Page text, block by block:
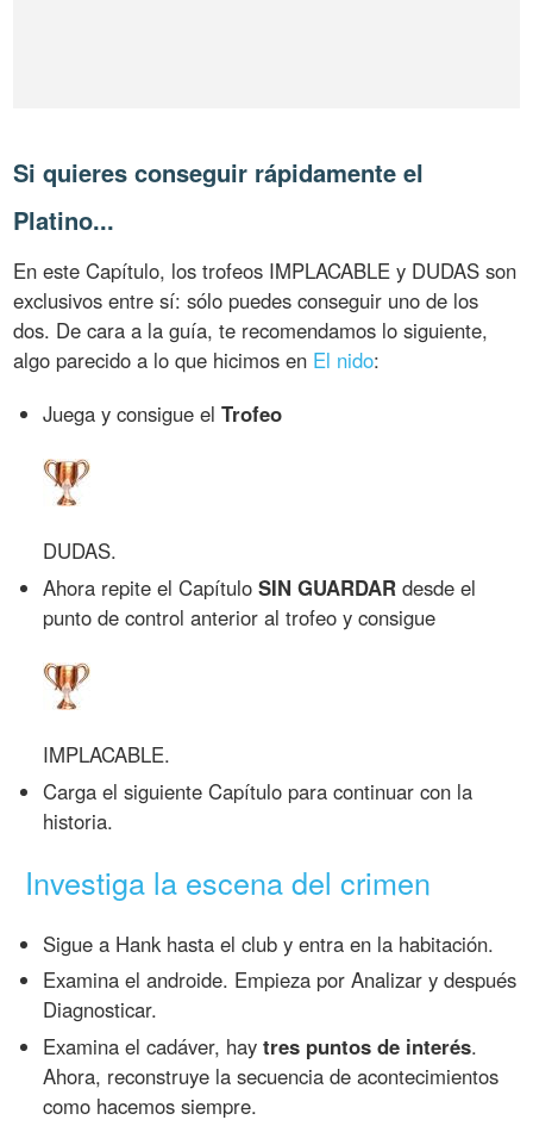
Si quieres conseguir rápidamente el
Platino...
En este Capítulo, los trofeos IMPLACABLE y DUDAS son
exclusivos entre sí: sólo puedes conseguir uno de los
dos. De cara a la guía, te recomendamos lo siguiente,
algo parecido a lo que hicimos en El nido:
Juega y consigue elTrofeo
DUDAS.
Ahora repite el CapítuloSIN GUARDAR desde el
punto de control anterior al trofeo y consigue
IMPLACABLE.
Carga el siguiente Capítulo para continuar con la
historia.
Investiga la escena del crimen
Sigue a Hank hasta el club y entra en la habitación.
Examina el androide. Empieza por Analizar y después
Diagnosticar.
Examina el cadáver, haytres puntos de interés.
Ahora, reconstruye la secuencia de acontecimientos
como hacemos siempre.